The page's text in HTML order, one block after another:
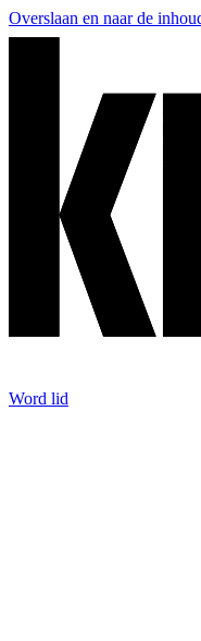
Overslaan en naar de
Word lid